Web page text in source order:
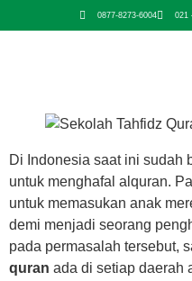
0877-8273-6004 021
Di Indonesia saat ini sudah
untuk menghafal alquran.
untuk memasukan anak
demi menjadi seorang
pada permasalah tersebut,
quran ada di setiap daerah